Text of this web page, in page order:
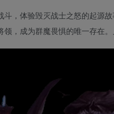
斗，体验毁灭战士之怒的起源
领，成为群魔畏惧的唯一存在